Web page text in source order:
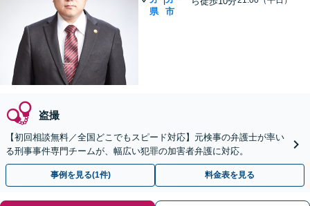
県
市
盗撮
【初回相談無料／全国どこでもスピード対応】元検事の弁護士が率い
る刑事事件専門チームが、幅広い犯罪の加害者弁護に対応。
事例を見る(1件) 料金表を見る